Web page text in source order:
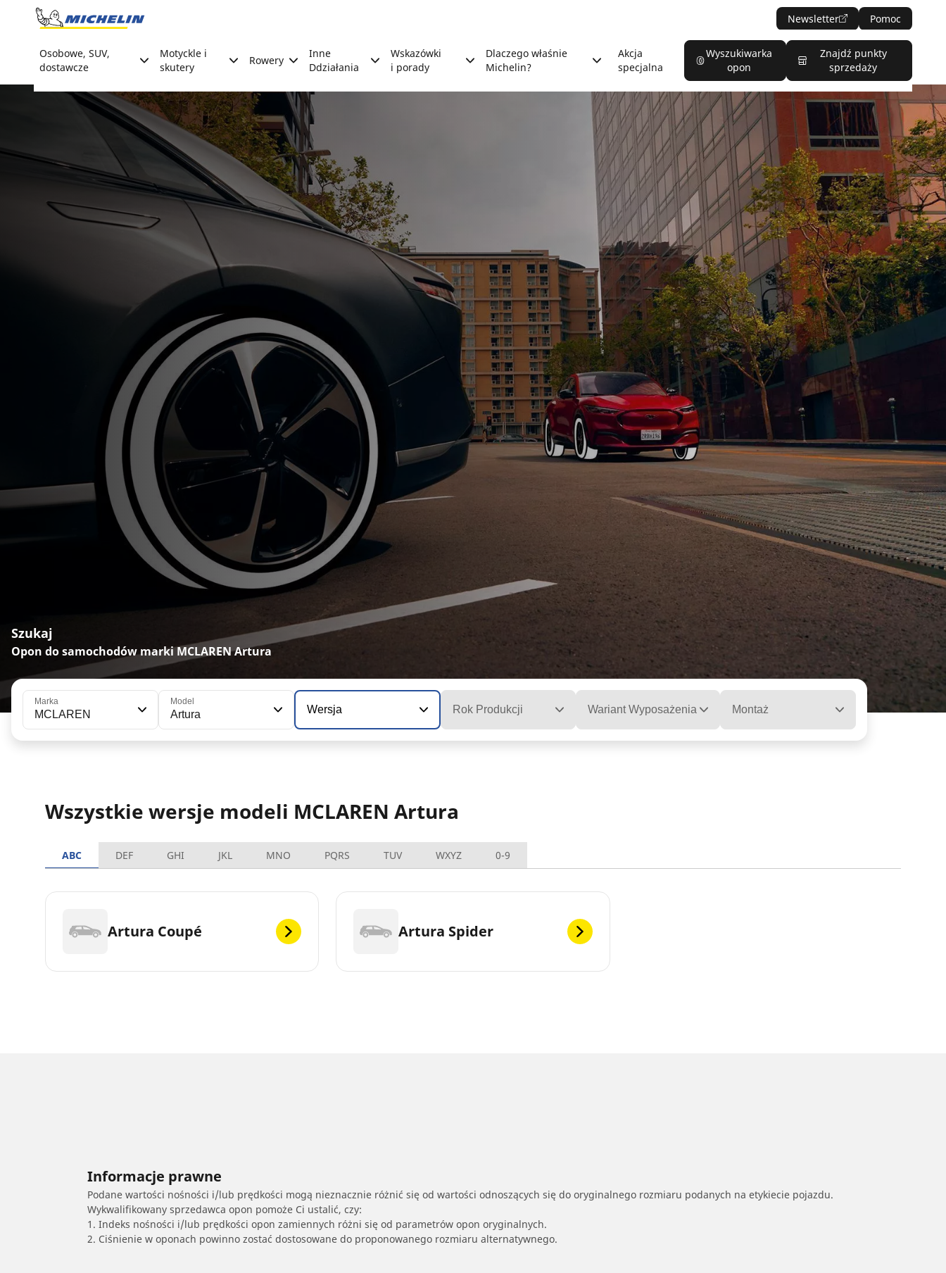
Go to page content
Newsletter Pomoc
Osobowe, SUV,
dostawcze
Motyckle i
skutery
Rowery
Inne
Ddziałania
Wskazówki
i porady
Dlaczego właśnie
Michelin?
Akcja
specjalna
Wyszukiwarka
opon
Znajdź punkty
sprzedaży
Szukaj
Opon do samochodów marki MCLAREN Artura
Marka
MCLAREN
Model
Artura Wersja Rok Produkcji Wariant Wyposażenia Montaż
Wszystkie wersje modeli MCLAREN Artura
ABC DEF GHI JKL MNO PQRS TUV WXYZ 0-9
Artura Coupé Artura Spider
Informacje prawne
Podane wartości nośności i/lub prędkości mogą nieznacznie różnić się od wartości odnoszących się do oryginalnego rozmiaru podanych na etykiecie pojazdu.
Wykwalifikowany sprzedawca opon pomoże Ci ustalić, czy:
1. Indeks nośności i/lub prędkości opon zamiennych różni się od parametrów opon oryginalnych.
2. Ciśnienie w oponach powinno zostać dostosowane do proponowanego rozmiaru alternatywnego.